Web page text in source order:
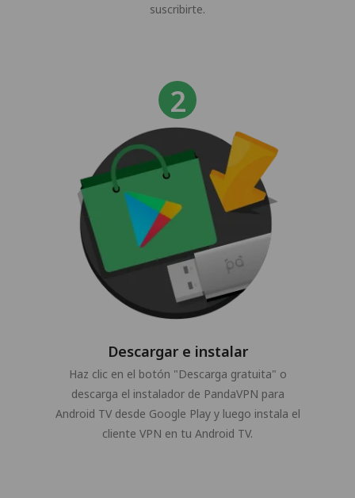
suscribirte.
Descargar e instalar
Haz clic en el botón "Descarga gratuita" o
descarga el instalador de PandaVPN para
Android TV desde Google Play y luego instala el
cliente VPN en tu Android TV.